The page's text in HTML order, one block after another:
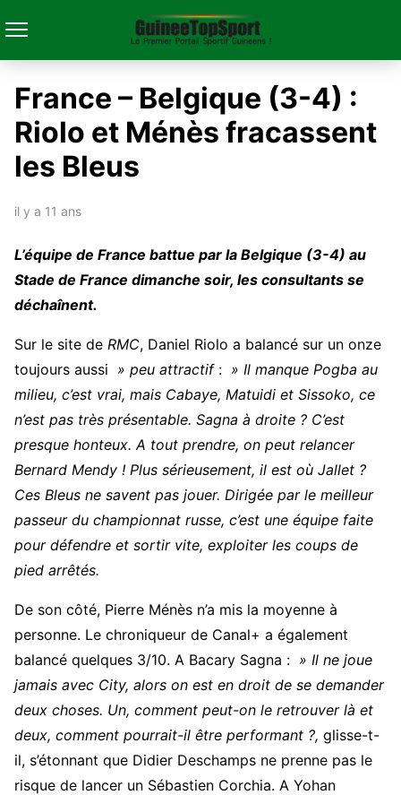
France – Belgique (3-4) :
Riolo et Ménès fracassent
les Bleus
il y a 11 ans
L’équipe de France battue par la Belgique (3-4) au
Stade de France dimanche soir, les consultants se
déchaînent.
Sur le site de RMC, Daniel Riolo a balancé sur un onze
toujours aussi » peu attractif: » Il manque Pogba au
milieu, c’est vrai, mais Cabaye, Matuidi et Sissoko, ce
n’est pas très présentable. Sagna à droite ? C’est
presque honteux. A tout prendre, on peut relancer
Bernard Mendy ! Plus sérieusement, il est où Jallet ?
Ces Bleus ne savent pas jouer. Dirigée par le meilleur
passeur du championnat russe, c’est une équipe faite
pour défendre et sortir vite, exploiter les coups de
pied arrêtés.
De son côté, Pierre Ménès n’a mis la moyenne à
personne. Le chroniqueur de Canal+ a également
balancé quelques 3/10. A Bacary Sagna : » Il ne joue
jamais avec City, alors on est en droit de se demander
deux choses. Un, comment peut-on le retrouver là et
deux, comment pourrait-il être performant ?, glisse-t-
il, s’étonnant que Didier Deschamps ne prenne pas le
risque de lancer un Sébastien Corchia. A Yohan